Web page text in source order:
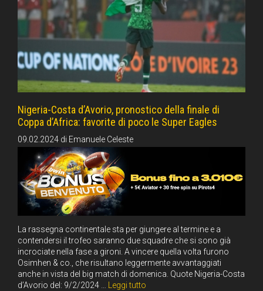
Nigeria-Costa d’Avorio, pronostico della finale di
Coppa d’Africa: favorite di poco le Super Eagles
09.02.2024 di Emanuele Celeste
La rassegna continentale sta per giungere al termine e a
contendersi il trofeo saranno due squadre che si sono già
incrociate nella fase a gironi. A vincere quella volta furono
Osimhen & co., che risultano leggermente avvantaggiati
anche in vista del big match di domenica. Quote Nigeria-Costa
d’Avorio del: 9/2/2024 … Leggi tutto